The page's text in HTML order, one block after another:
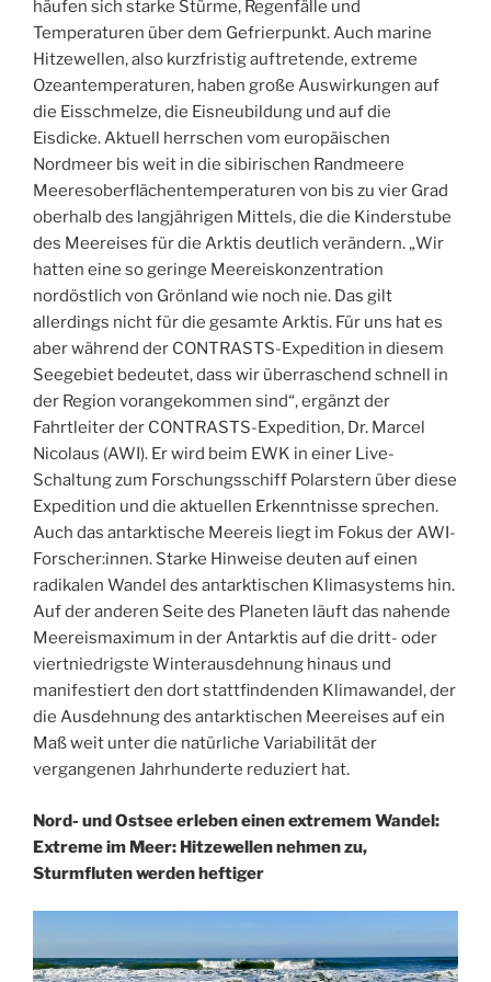
häufen sich starke Stürme, Regenfälle und
Temperaturen über dem Gefrierpunkt. Auch marine
Hitzewellen, also kurzfristig auftretende, extreme
Ozeantemperaturen, haben große Auswirkungen auf
die Eisschmelze, die Eisneubildung und auf die
Eisdicke. Aktuell herrschen vom europäischen
Nordmeer bis weit in die sibirischen Randmeere
Meeresoberflächentemperaturen von bis zu vier Grad
oberhalb des langjährigen Mittels, die die Kinderstube
des Meereises für die Arktis deutlich verändern. „Wir
hatten eine so geringe Meereiskonzentration
nordöstlich von Grönland wie noch nie. Das gilt
allerdings nicht für die gesamte Arktis. Für uns hat es
aber während der CONTRASTS-Expedition in diesem
Seegebiet bedeutet, dass wir überraschend schnell in
der Region vorangekommen sind“, ergänzt der
Fahrtleiter der CONTRASTS-Expedition, Dr. Marcel
Nicolaus (AWI). Er wird beim EWK in einer Live-
Schaltung zum Forschungsschiff Polarstern über diese
Expedition und die aktuellen Erkenntnisse sprechen.
Auch das antarktische Meereis liegt im Fokus der AWI-
Forscher:innen. Starke Hinweise deuten auf einen
radikalen Wandel des antarktischen Klimasystems hin.
Auf der anderen Seite des Planeten läuft das nahende
Meereismaximum in der Antarktis auf die dritt- oder
viertniedrigste Winterausdehnung hinaus und
manifestiert den dort stattfindenden Klimawandel, der
die Ausdehnung des antarktischen Meereises auf ein
Maß weit unter die natürliche Variabilität der
vergangenen Jahrhunderte reduziert hat.
Nord- und Ostsee erleben einen extremem Wandel:
Extreme im Meer: Hitzewellen nehmen zu,
Sturmfluten werden heftiger